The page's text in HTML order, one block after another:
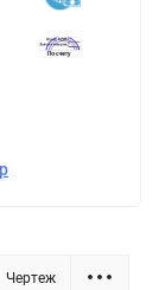
Чертеж